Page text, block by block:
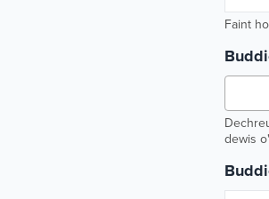
Faint
dewis